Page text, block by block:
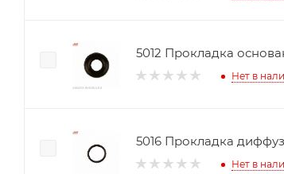
5012 Прокладка
Нет в
5016 Прокладка
Нет в